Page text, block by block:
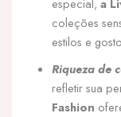
especial, a
coleções
estilos e
Riqueza de
refletir sua
Fashion